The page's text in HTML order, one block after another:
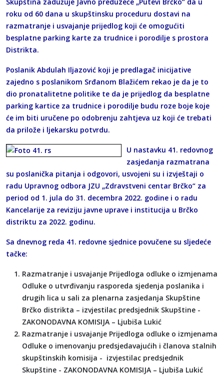
roku od 60 dana u skupštinsku proceduru dostavi na
razmatranje i usvajanje prijedlog koji će omogućiti
besplatne parking karte za trudnice i porodilje s prostora
Distrikta.
Poslanik Abdulah Iljazović koji je predlagač inicijative
zajedno s poslanikom Srđanom Blažićem rekao je da je to
dio pronatalitetne politike te da je prijedlog da besplatne
parking kartice za trudnice i porodilje budu roze boje koje
će im biti uručene po odobrenju zahtjeva uz koji će trebati
da prilože i ljekarsku potvrdu.
U nastavku 41. redovnog
zasjedanja razmatrana
su poslanička pitanja i odgovori, usvojeni su i izvještaji o
radu Upravnog odbora JZU „Zdravstveni centar Brčko“ za
period od 1. jula do 31. decembra 2022. godine i o radu
Kancelarije za reviziju javne uprave i institucija u Brčko
distriktu za 2022. godinu.
Sa dnevnog reda 41. redovne sjednice povučene su sljedeće
tačke:
Razmatranje i usvajanje Prijedloga odluke o izmjenama
Odluke o utvrđivanju rasporeda sjedenja poslanika i
drugih lica u sali za plenarna zasjedanja Skupštine
Brčko distrikta – izvjestilac predsjednik Skupštine -
ZAKONODAVNA KOMISIJA – Ljubiša Lukić
Razmatranje i usvajanje Prijedloga odluke o izmjenama
Odluke o imenovanju predsjedavajućih i članova stalnih
skupštinskih komisija - izvjestilac predsjednik
Skupštine - ZAKONODAVNA KOMISIJA – Ljubiša Lukić